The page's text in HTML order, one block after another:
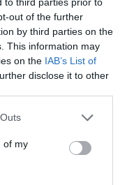
out of the further
by third parties on the
This information may
on the IAB’s List of
disclose it to other
of my